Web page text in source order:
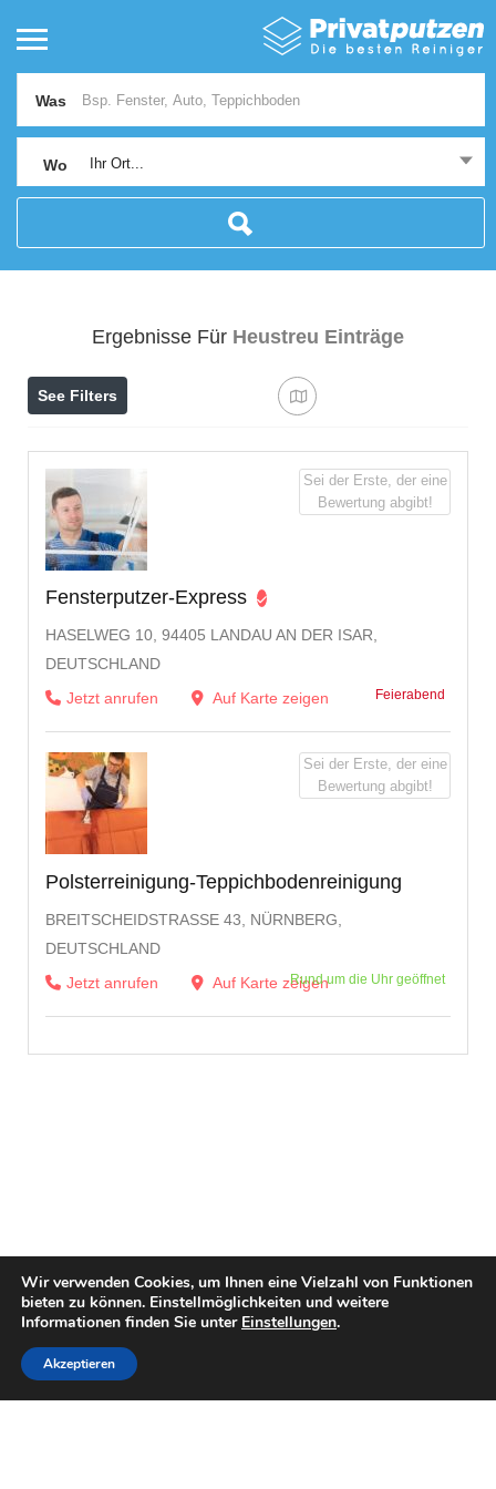
Was
Wo Ihr Ort...
Ergebnisse Für Heustreu Einträge
See Filters
Fensterputzer-Express
HASELWEG 10, 94405 LANDAU AN DER ISAR,
DEUTSCHLAND
Jetzt anrufen
Auf Karte zeigen Feierabend
Sei der Erste, der eine
Bewertung abgibt!
Polsterreinigung-Teppichbodenreinigung
BREITSCHEIDSTRASSE 43, NÜRNBERG, D
EUTSCHLAND
Jetzt anrufen
Auf Karte zeigenRund um die Uhr geöffnet
Sei der Erste, der eine
Bewertung abgibt!
Wir verwenden Cookies, um Ihnen eine Vielzahl von Funktionen
bieten zu können. Einstellmöglichkeiten und weitere
Informationen finden Sie unter Einstellungen.
Akzeptieren